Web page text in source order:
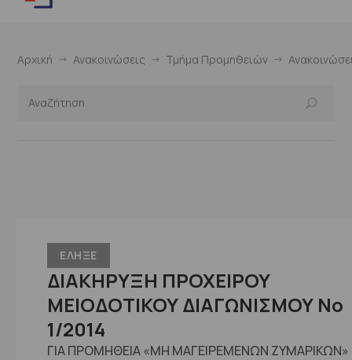
Αρχική Ανακοινώσεις Τμήμα Προμηθειών
ΕΛΗΞΕ
ΔΙΑΚΗΡΥΞΗ ΠΡΟΧΕΙΡΟΥ
ΜΕΙΟΔΟΤΙΚΟΥ ΔΙΑΓΩΝΙΣΜΟΥ Νο
1/2014
ΓΙΑ ΠΡΟΜΗΘΕΙΑ «ΜΗ ΜΑΓΕΙΡΕΜΕΝΩΝ ΖΥΜΑΡΙΚΩΝ»